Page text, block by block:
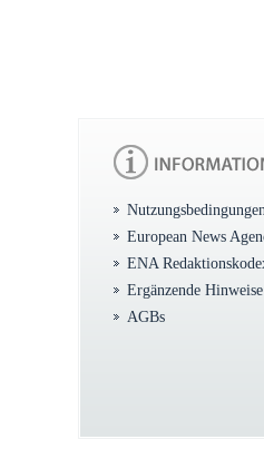
Nutzungsbedingungen
European News
ENA
Ergänzende Hinweise
AGBs